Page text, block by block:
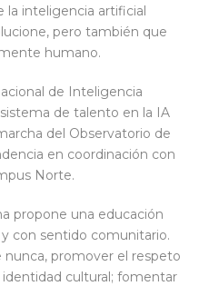
la inteligencia artificial
pero también que
humano.
de Inteligencia
de talento en la IA
del Observatorio de
en coordinación con
Norte.
propone una educación
con sentido comunitario.
nunca, promover el respeto
cultural; fomentar